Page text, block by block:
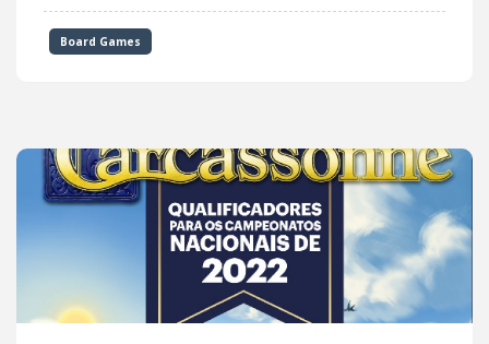
Board Games